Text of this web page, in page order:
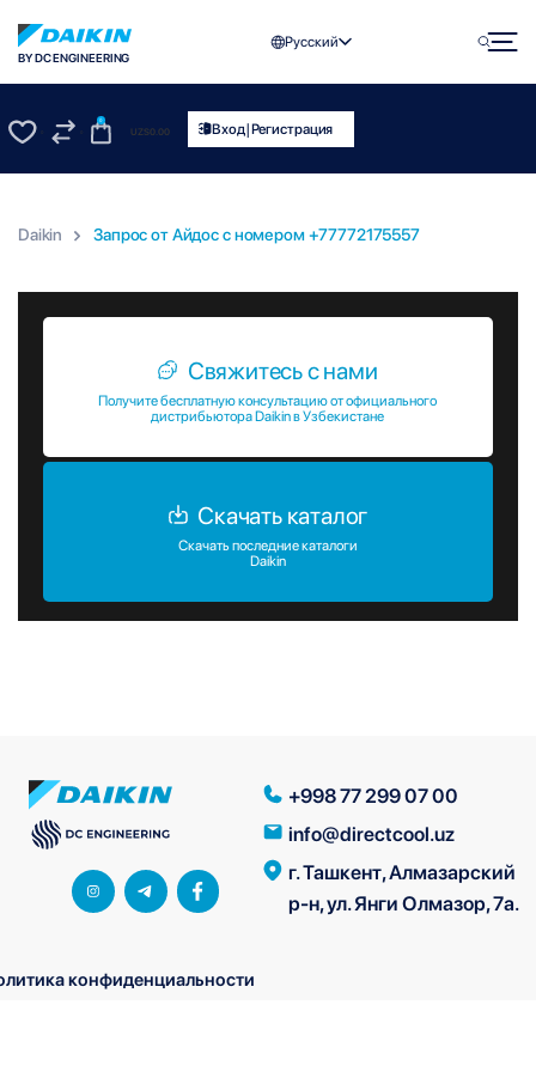
BY DC ENGINEERING
Русский
0
UZS0.00 Вход|Регистрация
Daikin Запрос от Айдос c номером +77772175557
Свяжитесь с нами
Получите бесплатную консультацию от официального
дистрибьютора Daikin в Узбекистане
Скачать каталог
Скачать последние каталоги
Daikin
+998 77 299 07 00
info@directcool.uz
г. Ташкент, Алмазарский
р-н, ул. Янги Олмазор, 7а.
конфиденциальности